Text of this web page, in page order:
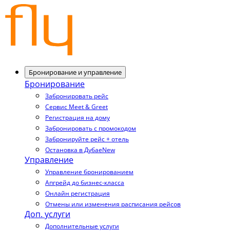
Бронирование и управление
Бронирование
Забронировать рейс
Сервис Meet & Greet
Регистрация на дому
Забронировать с промокодом
Забронируйте рейс + отель
Остановка в ДубаеNew
Управление
Управление бронированием
Апгрейд до бизнес-класса
Онлайн регистрация
Отмены или изменения расписания рейсов
Доп. услуги
Дополнительные услуги